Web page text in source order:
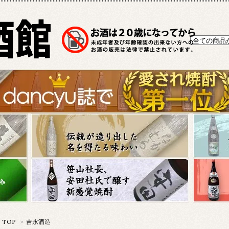
TOP > 吉永酒造